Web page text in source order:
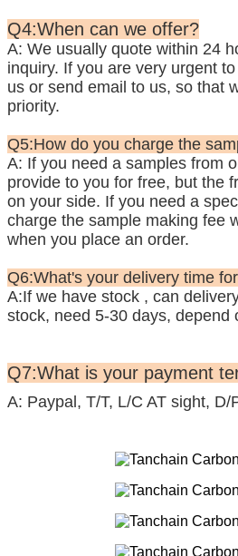
Q4:When can we offer?
A: We usually quote within 24
inquiry. If you are very urgent
us or send email to us, so that
priority.
Q5:How do you charge the
A: If you need a samples from
provide to you for free, but the
on your side. If you need a
charge the sample making fee
when you place an order.
Q6:What's your delivery time
A:If we have stock , can
stock, need 5-30 days, depend
Q7:What is your payment
A: Paypal, T/T, L/C AT sight,